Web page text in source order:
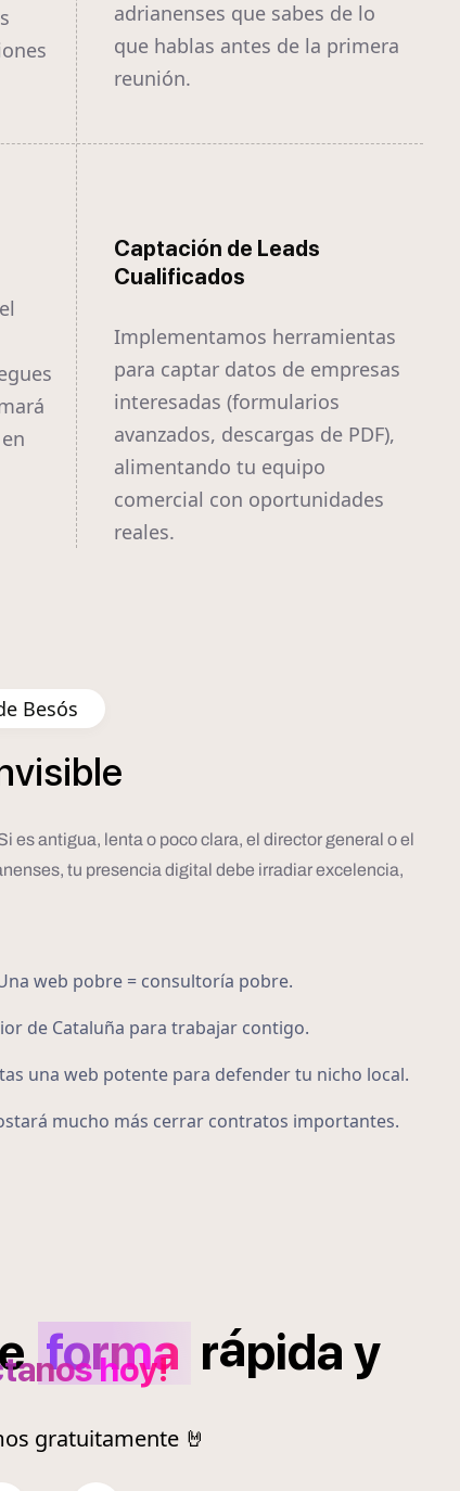
adrianenses que sabes de lo
que hablas antes de la primera
reunión.
Captación de Leads
Cualificados
Implementamos herramientas
para captar datos de empresas
interesadas (formularios
avanzados, descargas de PDF),
alimentando tu equipo
comercial con oportunidades
reales.
Besós
es antigua, lenta o poco clara, el director general o el
tu presencia digital debe irradiar excelencia,
web pobre = consultoría pobre.
de Cataluña para trabajar contigo.
una web potente para defender tu nicho local.
mucho más cerrar contratos importantes.
forma rápida y
hoy!
gratuitamente 🤘